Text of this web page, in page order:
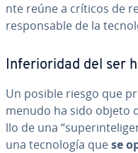
n­te reúne a críticos de
re­s­po­n­sa­ble de la
In­fe­rio­ri­dad del ser
Un posible riesgo que
menudo ha sido objeto
llo de una
una te­c­no­lo­gía quese